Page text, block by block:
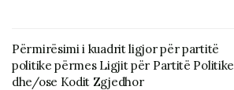
Përmirësimi i kuadrit ligjor për partitë
politike përmes Ligjit për Partitë Politike
dhe/ose Kodit Zgjedhor